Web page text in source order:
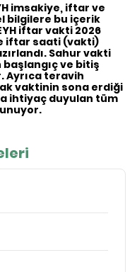
imsakiye, iftar ve
bilgilere bu içerik
iftar vakti 2026
iftar saati (vakti)
Sahur vakti
başlangıç ve bitiş
Ayrıca teravih
vaktinin sona erdiği
ihtiyaç duyulan tüm